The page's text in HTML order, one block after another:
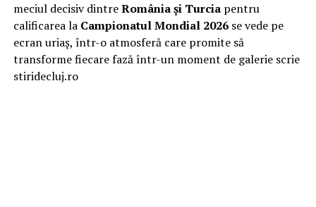
meciul decisiv dintreRomânia și Turciapentru
calificarea la Campionatul Mondial 2026se vede pe
ecran uriaș, într-o atmosferă care promite să
transforme fiecare fază într-un moment de galerie scrie
stiridecluj.ro